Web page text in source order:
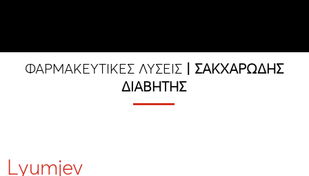
ΦΑΡΜΑΚΕΥΤΙΚΈΣ ΛΎΣΕΙΣ| ΣΑΚΧΑΡΏΔΗΣ
ΔΙΑΒΉΤΗΣ
Lyumjev